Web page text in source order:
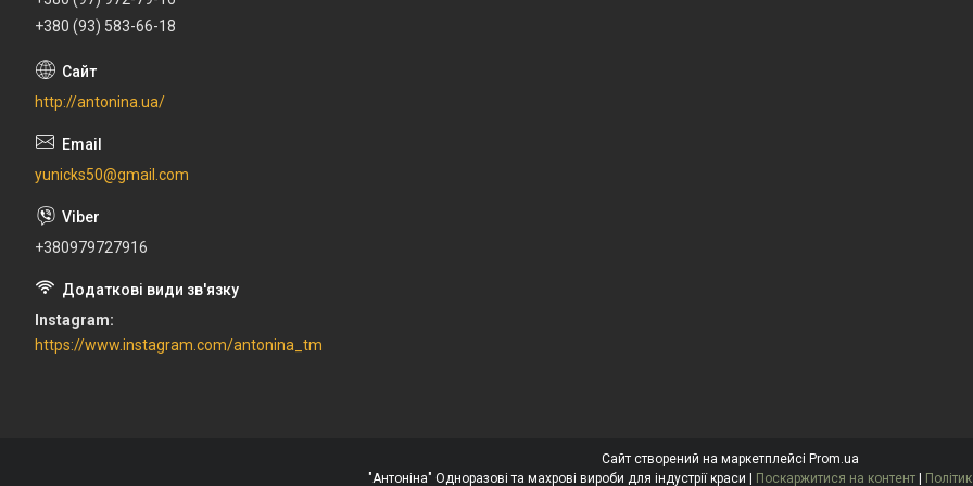
+380 (93) 583-66-18
http://antonina.ua/
yunicks50@gmail.com
+380979727916
Instagram
https://www.instagram.com/antonina_tm
Сайт створений на маркетплейсі Prom.ua
Поскаржитися на контент